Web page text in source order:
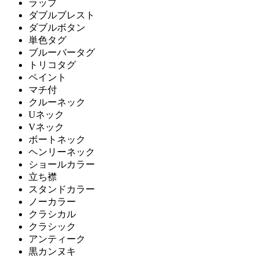
ラップ
ダブルブレスト
ダブルボタン
単色タグ
ブルーバータグ
トリコタグ
ペイント
マチ付
クルーネック
Uネック
Vネック
ボートネック
ヘンリーネック
ショールカラー
立ち襟
スタンドカラー
ノーカラー
クラシカル
クラシック
アンティーク
黒カンヌキ